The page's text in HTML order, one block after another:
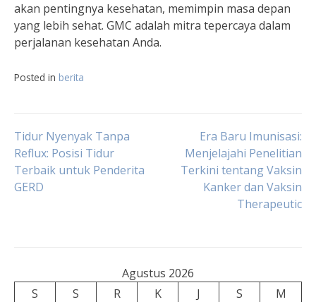
akan pentingnya kesehatan, memimpin masa depan
yang lebih sehat. GMC adalah mitra tepercaya dalam
perjalanan kesehatan Anda.
Posted in berita
Navigasi
pos
Tidur Nyenyak Tanpa
Reflux: Posisi Tidur
Terbaik untuk Penderita
GERD
Era Baru Imunisasi:
Menjelajahi Penelitian
Terkini tentang Vaksin
Kanker dan Vaksin
Therapeutic
Agustus 2026
S
S R K J S
M